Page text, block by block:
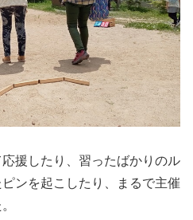
援したり、習ったばかりのル
ンを起こしたり、まるで主催